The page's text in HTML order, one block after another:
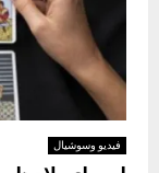
فيديو وسوشيال